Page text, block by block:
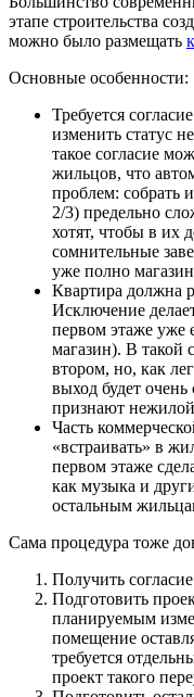
этапе строительства
можно было размещать
Основные особенности:
Требуется
изменить статус
такое согласие
жильцов, что
проблем: собрать
2/3) предельно
хотят, чтобы в их
сомнительные
уже полно
Квартира должна
Исключение
первом этаже уже
магазин). В такой
втором, но, как
выход будет
признают
Часть
«встраивать» в
первом этаже
как музыка и
остальным
Сама процедура тоже
Получить
Подготовить
планируемым
помещение
требуется
проект такого